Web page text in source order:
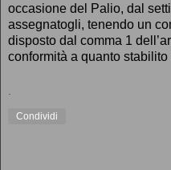
occasione del Palio, dal
assegnatogli, tenendo un
disposto dal comma 1
conformità a quanto
.
Condividi